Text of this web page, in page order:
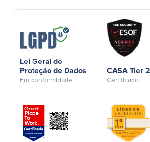
Lei Geral de
Proteção de Dados
Em conformidade
CASA Tier 2
Certificado